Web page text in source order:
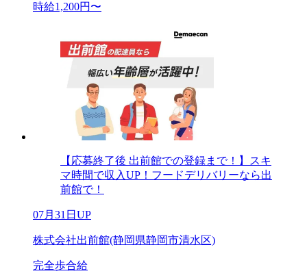
時給1,200円〜
【応募終了後 出前館での登録まで！】スキ
マ時間で収入UP！フードデリバリーなら出
前館で！
07月31日UP
株式会社出前館(静岡県静岡市清水区)
完全歩合給